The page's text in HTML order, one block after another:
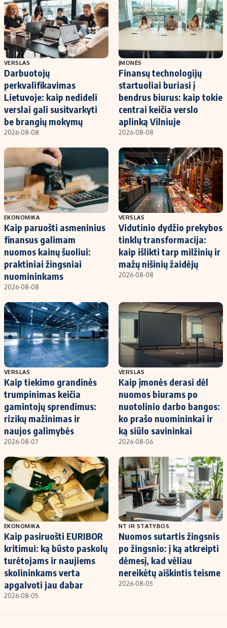
VERSLAS
Darbuotojų
perkvalifikavimas
Lietuvoje: kaip nedideli
verslai gali susitvarkyti
be brangių mokymų
2026-08-08
ĮMONĖS
Finansų technologijų
startuoliai buriasi į
bendrus biurus: kaip tokie
centrai keičia verslo
aplinką Vilniuje
2026-08-08
EKONOMIKA
Kaip paruošti asmeninius
finansus galimam
nuomos kainų šuoliui:
praktiniai žingsniai
nuomininkams
2026-08-08
VERSLAS
Vidutinio dydžio prekybos
tinklų transformacija:
kaip išlikti tarp milžinių ir
mažų nišinių žaidėjų
2026-08-08
VERSLAS
Kaip tiekimo grandinės
trumpinimas keičia
gamintojų sprendimus:
rizikų mažinimas ir
naujos galimybės
2026-08-07
VERSLAS
Kaip įmonės derasi dėl
nuomos biurams po
nuotolinio darbo bangos:
ko prašo nuomininkai ir
ką siūlo savininkai
2026-08-06
EKONOMIKA
Kaip pasiruošti EURIBOR
kritimui: ką būsto paskolų
turėtojams ir naujiems
skolininkams verta
apgalvoti jau dabar
2026-08-05
NT IR STATYBOS
Nuomos sutartis žingsnis
po žingsnio: į ką atkreipti
dėmesį, kad vėliau
nereikėtų aiškintis teisme
2026-08-05